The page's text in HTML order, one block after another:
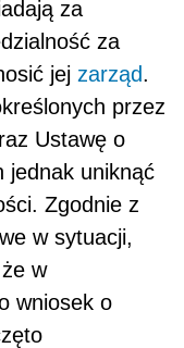
za
za
jej zarząd.
przez
Ustawę o
jednak uniknąć
Zgodnie z
w sytuacji,
w
wniosek o